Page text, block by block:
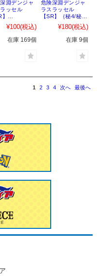
淵デンジャ
ッセル
】
S11｝
］
¥100(税込)
在庫 169個
危険深淵デンジャ
ラスラッセル
【SR】｛秘4/秘
24｝［25RP4］
¥180(税込)
在庫 9個
1 2 3 4 次へ 最後へ